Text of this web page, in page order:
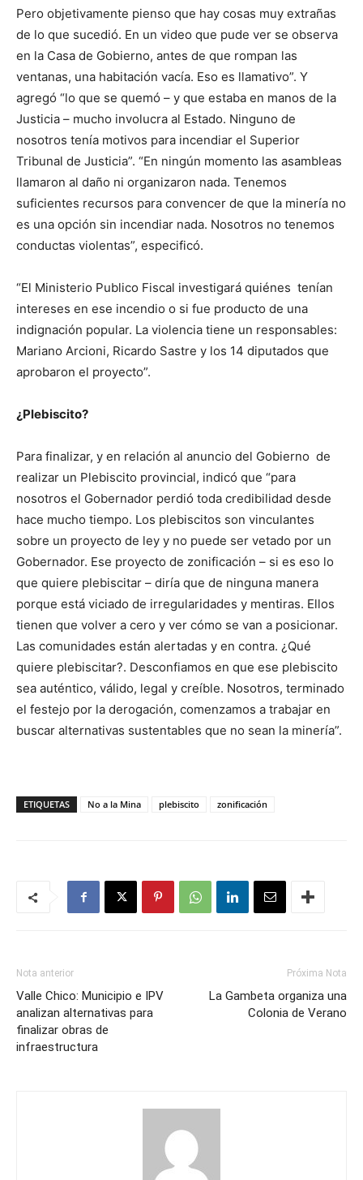
Pero objetivamente pienso que hay cosas muy extrañas
de lo que sucedió. En un video que pude ver se observa
en la Casa de Gobierno, antes de que rompan las
ventanas, una habitación vacía. Eso es llamativo”. Y
agregó “lo que se quemó – y que estaba en manos de la
Justicia – mucho involucra al Estado. Ninguno de
nosotros tenía motivos para incendiar el Superior
Tribunal de Justicia”. “En ningún momento las asambleas
llamaron al daño ni organizaron nada. Tenemos
suficientes recursos para convencer de que la minería no
es una opción sin incendiar nada. Nosotros no tenemos
conductas violentas”, especificó.
“El Ministerio Publico Fiscal investigará quiénes tenían
intereses en ese incendio o si fue producto de una
indignación popular. La violencia tiene un responsables:
Mariano Arcioni, Ricardo Sastre y los 14 diputados que
aprobaron el proyecto”.
¿Plebiscito?
Para finalizar, y en relación al anuncio del Gobierno de
realizar un Plebiscito provincial, indicó que “para
nosotros el Gobernador perdió toda credibilidad desde
hace mucho tiempo. Los plebiscitos son vinculantes
sobre un proyecto de ley y no puede ser vetado por un
Gobernador. Ese proyecto de zonificación – si es eso lo
que quiere plebiscitar – diría que de ninguna manera
porque está viciado de irregularidades y mentiras. Ellos
tienen que volver a cero y ver cómo se van a posicionar.
Las comunidades están alertadas y en contra. ¿Qué
quiere plebiscitar?. Desconfiamos en que ese plebiscito
sea auténtico, válido, legal y creíble. Nosotros, terminado
el festejo por la derogación, comenzamos a trabajar en
buscar alternativas sustentables que no sean la minería”.
ETIQUETAS No a la Mina plebiscito zonificación
Nota anterior
Valle Chico: Municipio e IPV
analizan alternativas para
finalizar obras de
infraestructura
Próxima Nota
La Gambeta organiza una
Colonia de Verano